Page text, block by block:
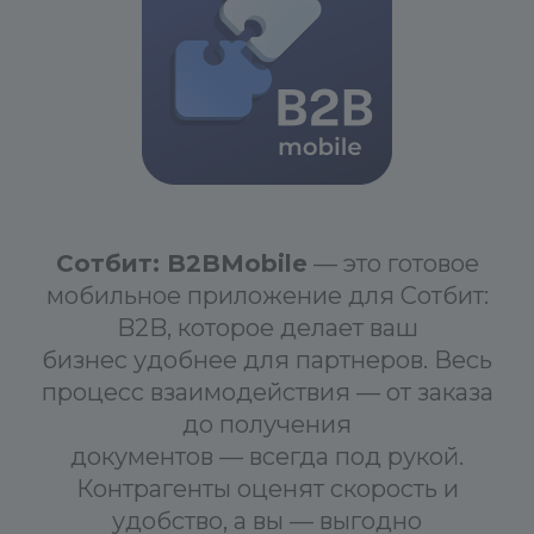
Подробно опишите суть претензии
к нашей техподдержке. Старайтесь избегать
эмоциональной составляющей, несмотря на то,
что иногда это бывает очень сложно сделать.
Претензия направляется по адресу:
В кратчайшие сроки ваша претензия будет
рассмотрена и вы получите ответ. А мы
постараемся оперативно решить вашу
проблему.
Оформив претензию, вы поможете сделать наш
___________________________________________________________
Сотбит: B2BMobile — это готовое
мобильное приложение для Сотбит:
B2B, которое делает ваш
бизнес удобнее для партнеров. Весь
процесс взаимодействия — от заказа
до получения
документов — всегда под рукой.
Контрагенты оценят скорость и
удобство, а вы — выгодно